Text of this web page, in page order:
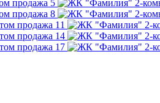
5
8
11
14
17